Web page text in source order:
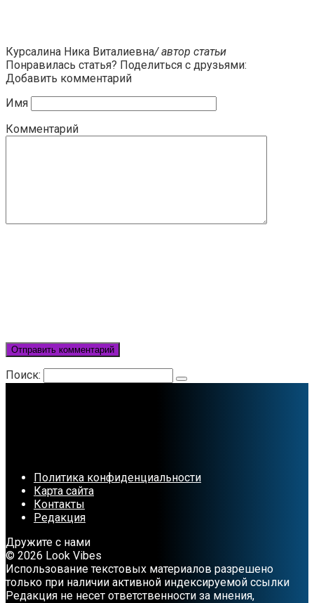
Курсалина Ника Виталиевна/ автор статьи
Понравилась статья? Поделиться с друзьями:
Добавить комментарий
Имя
Комментарий
Поиск:
Политика конфиденциальности
Карта сайта
Контакты
Редакция
Дружите с нами
© 2026 Look Vibes
Использование текстовых материалов разрешено
только при наличии активной индексируемой ссылки
Редакция не несет ответственности за мнения,